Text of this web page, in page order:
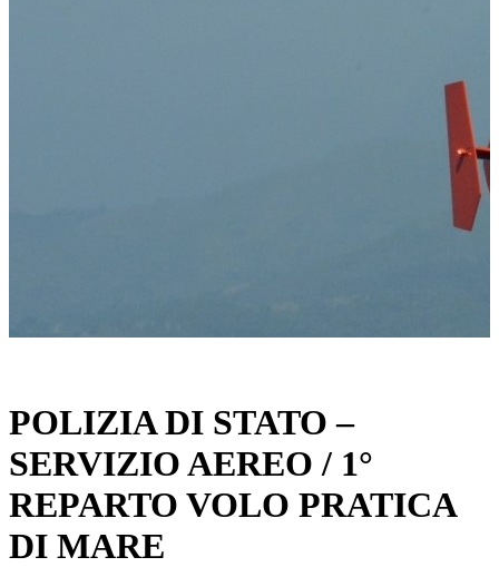
POLIZIA DI STATO –
SERVIZIO AEREO / 1°
REPARTO VOLO PRATICA
DI MARE